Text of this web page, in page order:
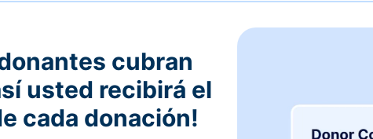
cubran
usted recibirá el
cada donación!